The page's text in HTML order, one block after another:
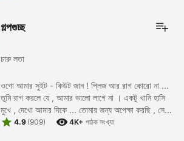
গল্পগুচ্ছ
চারু লতা
ওগো আমার সুইট - কিউট জান ! প্লিজ আর রাগ কোরো না ...
তুমি রাগ করলে যে , আমার ভালো লাগে না । একটু খানি হাসি
মুখে , দেখো আমার দিকে ... তোমার জন্য অপেক্ষা করছি , সেই
কখন থেকে । শুধু শুধুই রাগ করো ! ...
 4.9 (909)  4K+ পাঠক সংখ্যা